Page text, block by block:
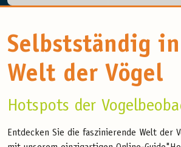
Selbstständig
Welt der Vögel
Hotspots der
Entdecken Sie die faszinierende Welt der